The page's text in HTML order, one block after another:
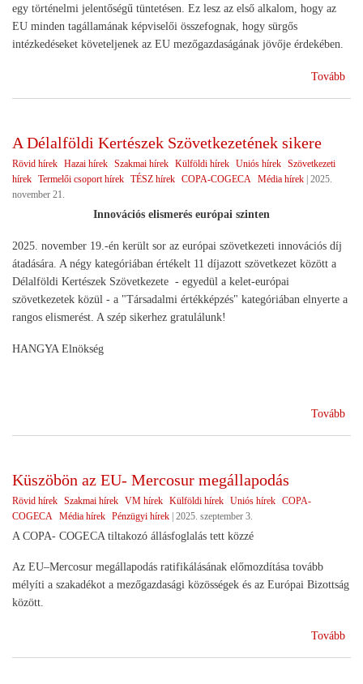
egy történelmi jelentőségű tüntetésen. Ez lesz az első alkalom, hogy az
EU minden tagállamának képviselői összefognak, hogy sürgős
intézkedéseket követeljenek az EU mezőgazdaságának jövője érdekében.
Tovább
A Délalföldi Kertészek Szövetkezetének sikere
Rövid hírek Hazai hírek Szakmai hírek Külföldi hírek Uniós hírek Szövetkezeti
hírek Termelői csoport hírek TÉSZ hírek COPA-COGECA Média hírek 2025.
november 21.
Innovációs elismerés európai szinten
2025. november 19.-én került sor az európai szövetkezeti innovációs díj
átadására. A négy kategóriában értékelt 11 díjazott szövetkezet között a
Délalföldi Kertészek Szövetkezete - egyedül a kelet-európai
szövetkezetek közül - a "Társadalmi értékképzés" kategóriában elnyerte a
rangos elismerést. A szép sikerhez gratulálunk!
HANGYA Elnökség
Tovább
Küszöbön az EU- Mercosur megállapodás
Rövid hírek Szakmai hírek VM hírek Külföldi hírek Uniós hírek COPA-
COGECA
Média hírek Pénzügyi hírek | 2025. szeptember 3.
A COPA- COGECA tiltakozó állásfoglalás tett közzé
Az EU–Mercosur megállapodás ratifikálásának előmozdítása tovább
mélyíti a szakadékot a mezőgazdasági közösségek és az Európai Bizottság
között.
Tovább